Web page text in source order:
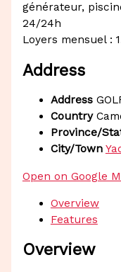
générateur,
24/24h
Loyers mensuel :
Address
Address
Country
Province/
City/Town
Open on Google
Overview
Features
Overview